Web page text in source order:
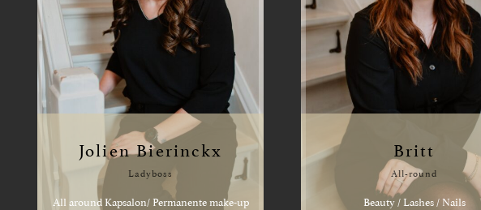
Jolien Bierinckx
Ladyboss
All around Kapsalon/ Permanente make-up
Britt
All-round
Beauty / Lashes / Nails